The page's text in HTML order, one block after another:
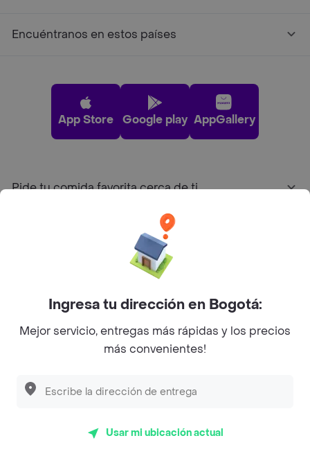
Encuéntranos en estos países
App Store Google play AppGallery
Pide tu comida favorita cerca de ti
Sobre Rappi
Facebook
Twitter
Instagram
©2026Rappi Inc. All rights reserved.
Ingresa tu dirección en Bogotá:
Mejor servicio, entregas más rápidas y los precios
más convenientes!
Usar mi ubicación actual